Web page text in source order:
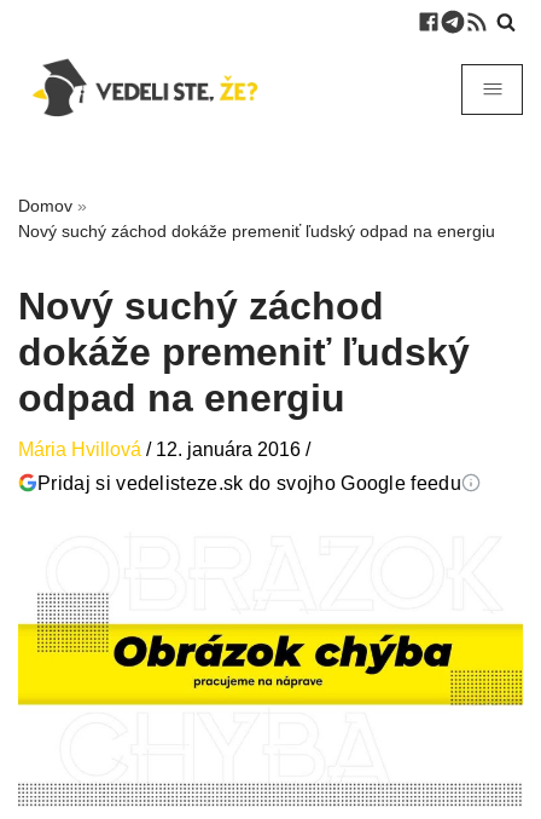
Domov »
Nový suchý záchod dokáže premeniť ľudský odpad na energiu
Nový suchý záchod
dokáže premeniť ľudský
odpad na energiu
Mária Hvillová / 12. januára 2016 /
Pridaj si vedelisteze.sk do svojho Google feedu